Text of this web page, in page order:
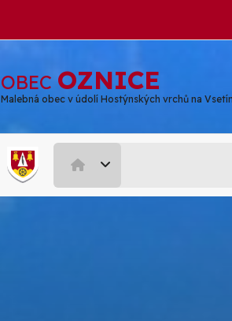
OBEC OZNICE
Malebná obec v údolí Hostýnských vrchů na